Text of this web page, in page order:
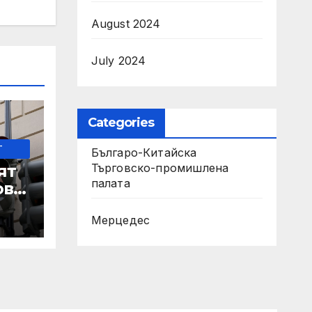
August 2024
July 2024
Categories
Българо-Китайска
Търговско-промишлена
палaта
Мерцедес